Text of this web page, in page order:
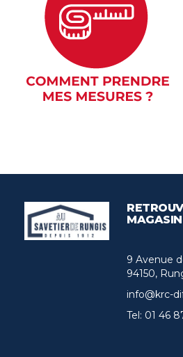
MAGASIN
9 Avenue
94150,
info@krc-
Tel: 01 46